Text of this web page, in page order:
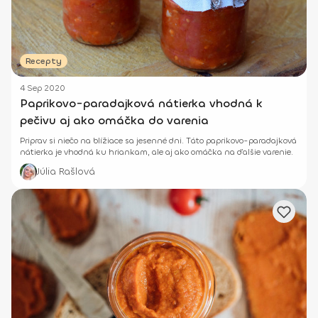
Recepty
4 Sep 2020
Paprikovo-paradajková nátierka vhodná k
pečivu aj ako omáčka do varenia
Priprav si niečo na blížiace sa jesenné dni. Táto paprikovo-paradajková
nátierka je vhodná ku hriankam, ale aj ako omáčka na ďalšie varenie.
Júlia Rašlová